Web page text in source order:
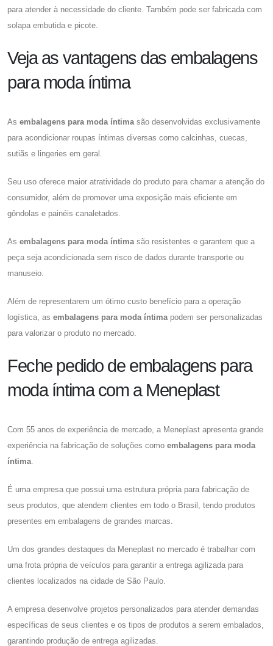
para atender à necessidade do cliente. Também pode ser fabricada com
solapa embutida e picote.
Veja as vantagens das embalagens
para moda íntima
As embalagens para moda íntimasão desenvolvidas exclusivamente
para acondicionar roupas íntimas diversas como calcinhas, cuecas,
sutiãs e lingeries em geral.
Seu uso oferece maior atratividade do produto para chamar a atenção do
consumidor, além de promover uma exposição mais eficiente em
gôndolas e painéis canaletados.
As embalagens para moda íntimasão resistentes e garantem que a
peça seja acondicionada sem risco de dados durante transporte ou
manuseio.
Além de representarem um ótimo custo benefício para a operação
logística, as embalagens para moda íntimapodem ser personalizadas
para valorizar o produto no mercado.
Feche pedido de embalagens para
moda íntima com a Meneplast
Com 55 anos de experiência de mercado, a Meneplast apresenta grande
experiência na fabricação de soluções como embalagens para moda
íntima.
É uma empresa que possui uma estrutura própria para fabricação de
seus produtos, que atendem clientes em todo o Brasil, tendo produtos
presentes em embalagens de grandes marcas.
Um dos grandes destaques da Meneplast no mercado é trabalhar com
uma frota própria de veículos para garantir a entrega agilizada para
clientes localizados na cidade de São Paulo.
A empresa desenvolve projetos personalizados para atender demandas
específicas de seus clientes e os tipos de produtos a serem embalados,
garantindo produção de entrega agilizadas.